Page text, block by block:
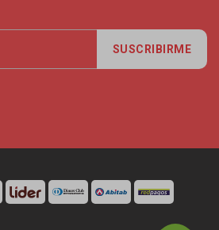
SUSCRIBIRME